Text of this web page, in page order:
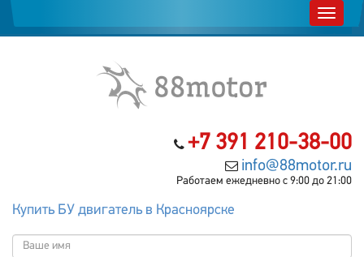
+7 391 210-38-00
info@88motor.ru
Работаем ежедневно с 9:00 до 21:00
Купить БУ двигатель в Красноярске